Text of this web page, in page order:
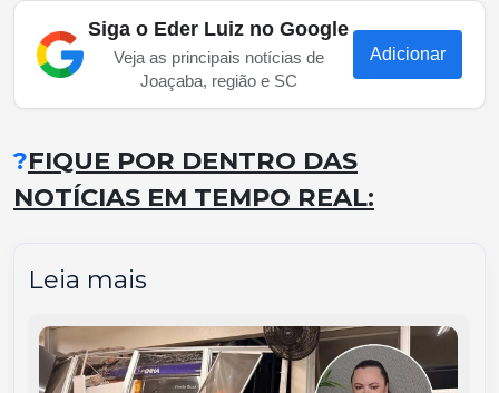
Siga o Eder Luiz no Google
Veja as principais notícias de
Joaçaba, região e SC
Adicionar
?FIQUE POR DENTRO DAS
NOTÍCIAS EM TEMPO REAL:
Leia mais